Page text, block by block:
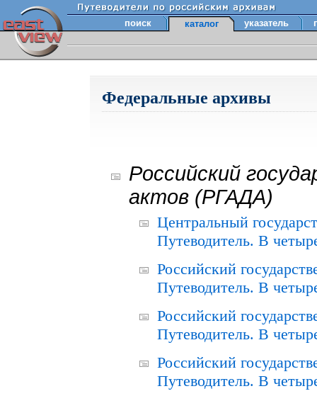
поиск каталог указатель
Федеральные архивы
Российский
актов (РГАДА)
Центральный
Путеводитель. В
Российский
Путеводитель. В
Российский
Путеводитель. В
Российский
Путеводитель. В